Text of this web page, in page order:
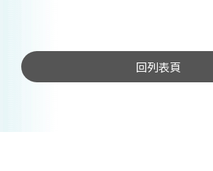
回列表頁